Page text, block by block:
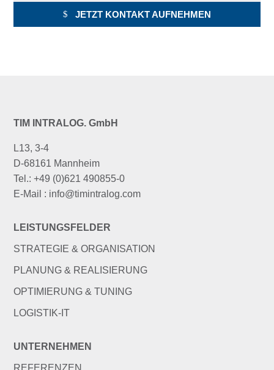
JETZT KONTAKT AUFNEHMEN
TIM INTRALOG. GmbH
L13, 3-4
D-68161 Mannheim
Tel.: +49 (0)621 490855-0
E-Mail : info@timintralog.com
LEISTUNGSFELDER
STRATEGIE & ORGANISATION
PLANUNG & REALISIERUNG
OPTIMIERUNG & TUNING
LOGISTIK-IT
UNTERNEHMEN
REFERENZEN